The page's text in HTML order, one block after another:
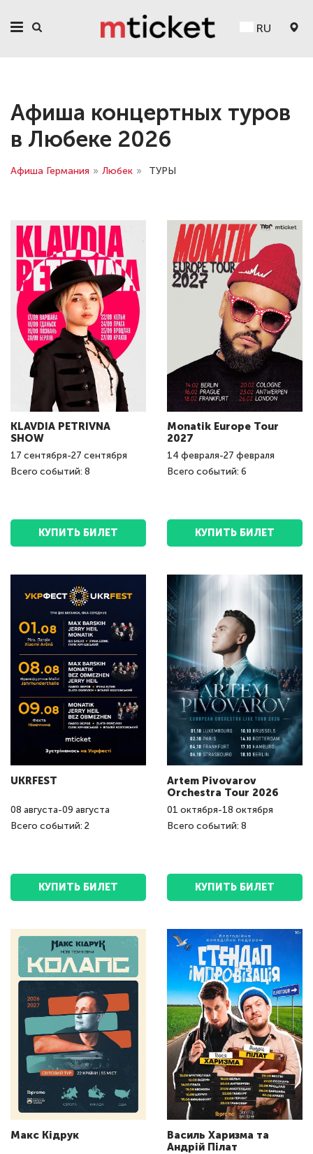
RU
Афиша концертных туров
в Любеке 2026
Афиша Германия » Любек » ТУРЫ
KLAVDIA PETRIVNA
SHOW
17 сентября-27 сентября
Всего событий: 8
КУПИТЬ БИЛЕТ
Monatik Europe Tour
2027
14 февраля-27 февраля
Всего событий: 6
КУПИТЬ БИЛЕТ
UKRFEST
08 августа-09 августа
Всего событий: 2
КУПИТЬ БИЛЕТ
Artem Pivovarov
Orchestra Tour 2026
01 октября-18 октября
Всего событий: 8
КУПИТЬ БИЛЕТ
Макс Кідрук
Василь Харизма та
Андрій Пілат